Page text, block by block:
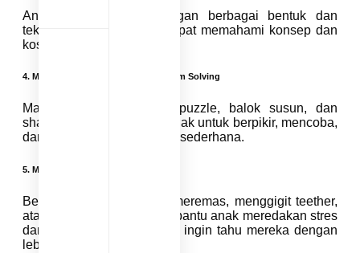
Anak yang bermain dengan berbagai bentuk dan
tekstur cenderung lebih cepat memahami konsep dan
kosakata baru.
4. Meningkatkan Kemampuan Problem Solving
Mainan sensorik seperti puzzle, balok susun, dan
shape sorter mendorong anak untuk berpikir, mencoba,
dan memecahkan masalah sederhana.
5. Membantu Regulasi Emosi
Bermain sensorik seperti meremas, menggigit teether,
atau bermain air bisa membantu anak meredakan stres
dan mengekspresikan rasa ingin tahu mereka dengan
lebih sehat.